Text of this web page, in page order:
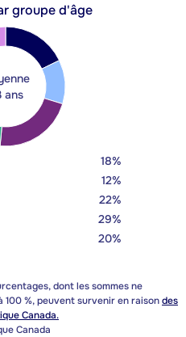
groupe d'âge
ans
18%
12%
22%
29%
20%
dont les sommes ne
%, peuvent survenir en raisondes
Canada.
Canada